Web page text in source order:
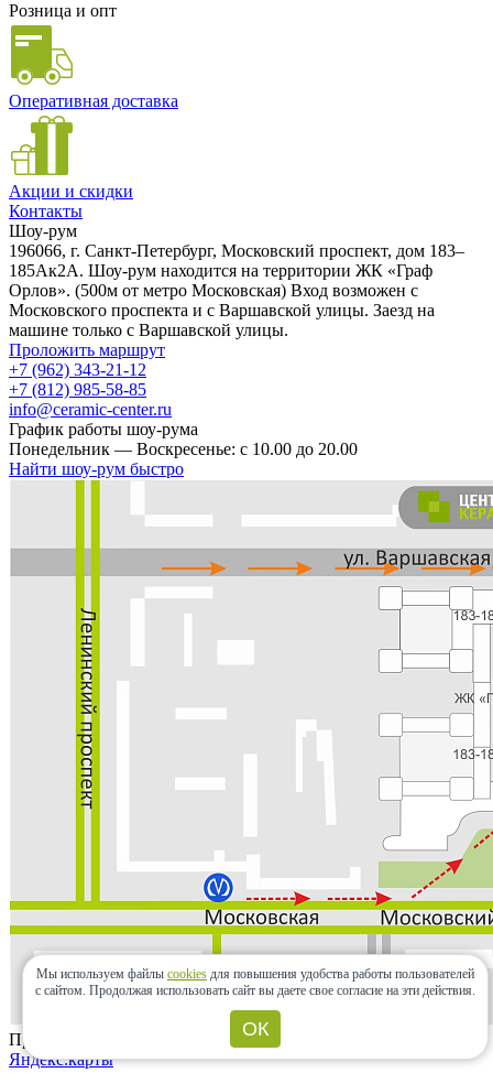
Розница и опт
Оперативная доставка
Акции и скидки
Контакты
Шоу-рум
196066, г. Санкт-Петербург, Московский проспект, дом 183–
185Ак2А. Шоу-рум находится на территории ЖК «Граф
Орлов». (500м от метро Московская) Вход возможен с
Московского проспекта и с Варшавской улицы. Заезд на
машине только с Варшавской улицы.
Проложить маршрут
+7 (962) 343-21-12
+7 (812) 985-58-85
info@ceramic-center.ru
График работы шоу-рума
Понедельник — Воскресенье: с 10.00 до 20.00
Найти шоу-рум быстро
Проложить маршрут
Яндекс.карты
Мы используем файлы cookies для повышения удобства работы пользователей
с сайтом. Продолжая использовать сайт вы даете свое согласие на эти действия.
ОК